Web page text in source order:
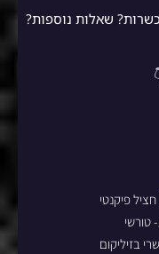
שאלות נוספות?
חציל פיקנטי
טורשי
בזיליקום